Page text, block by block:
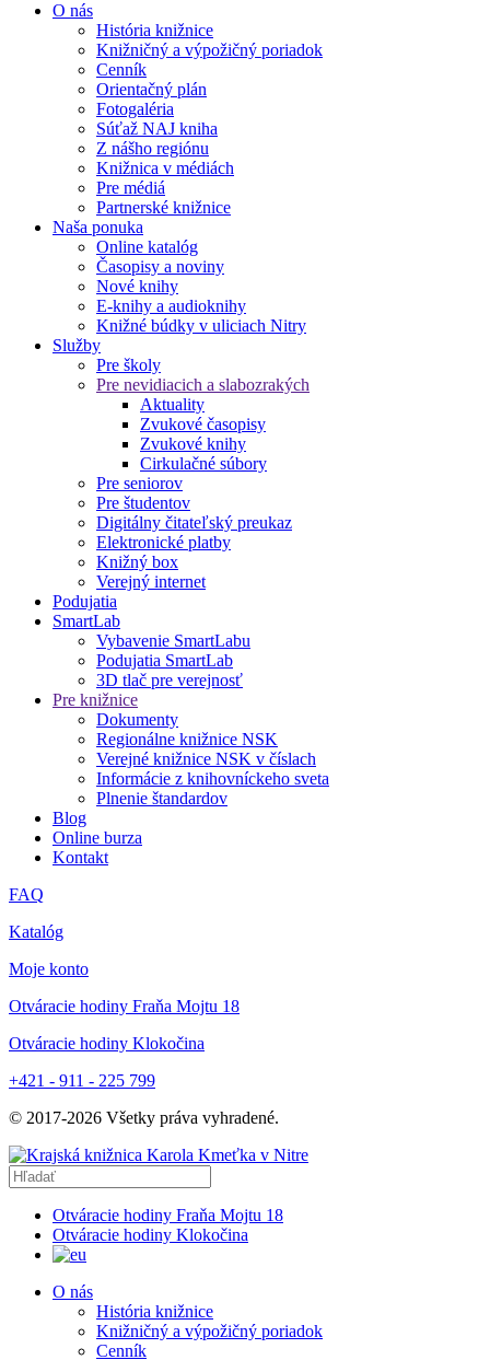
O nás
História knižnice
Knižničný a výpožičný poriadok
Cenník
Orientačný plán
Fotogaléria
Súťaž NAJ kniha
Z nášho regiónu
Knižnica v médiách
Pre médiá
Partnerské knižnice
Naša ponuka
Online katalóg
Časopisy a noviny
Nové knihy
E-knihy a audioknihy
Knižné búdky v uliciach Nitry
Služby
Pre školy
Pre nevidiacich a slabozrakých
Aktuality
Zvukové časopisy
Zvukové knihy
Cirkulačné súbory
Pre seniorov
Pre študentov
Digitálny čitateľský preukaz
Elektronické platby
Knižný box
Verejný internet
Podujatia
SmartLab
Vybavenie SmartLabu
Podujatia SmartLab
3D tlač pre verejnosť
Pre knižnice
Dokumenty
Regionálne knižnice NSK
Verejné knižnice NSK v číslach
Informácie z knihovníckeho sveta
Plnenie štandardov
Blog
Online burza
Kontakt
FAQ
Katalóg
Moje konto
Otváracie hodiny Fraňa Mojtu 18
Otváracie hodiny Klokočina
+421 - 911 - 225 799
© 2017-2026 Všetky práva vyhradené.
Otváracie hodiny Fraňa Mojtu 18
Otváracie hodiny Klokočina
O nás
História knižnice
Knižničný a výpožičný poriadok
Cenník